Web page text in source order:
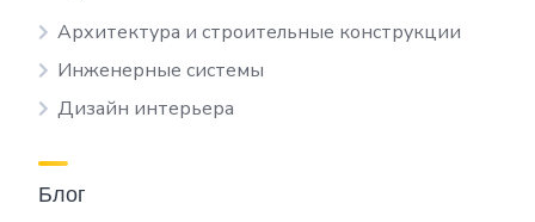
Архитектура и строительные конструкции
Инженерные системы
Дизайн интерьера
Блог